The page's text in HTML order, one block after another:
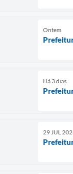
Ontem
Há 3 dias
29 JUL